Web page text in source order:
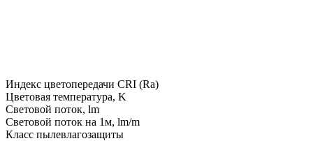
Индекс цветопередачи CRI (Ra)
Цветовая температура, K
Световой поток, lm
Световой поток на 1м, lm/m
Класс пылевлагозащиты